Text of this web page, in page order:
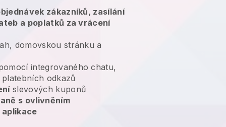
zákazníků, zasílání
a poplatků za vrácení
domovskou stránku a
integrovaného chatu,
odkazů
slevových kuponů
s ovlivněním